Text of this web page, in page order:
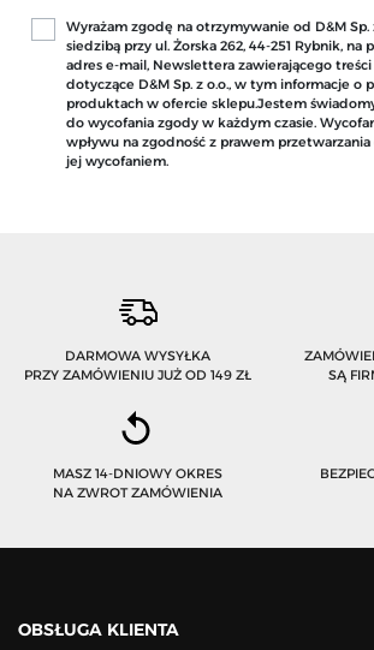
Wyrażam zgodę na otrzymywanie od D&M Sp.
siedzibą przy ul. Żorska 262, 44-251 Rybnik, na
adres e-mail, Newslettera zawierającego
dotyczące D&M Sp. z o.o., w tym informacje o
produktach w ofercie sklepu.Jestem
do wycofania zgody w każdym czasie.
wpływu na zgodność z prawem
jej wycofaniem.
DARMOWA WYSYŁKA
PRZY ZAMÓWIENIU JUŻ OD 149 ZŁ
SĄ
MASZ 14-DNIOWY OKRES
NA ZWROT ZAMÓWIENIA
OBSŁUGA KLIENTA